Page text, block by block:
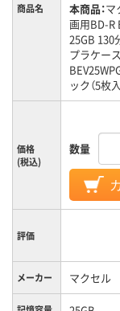
商品名 本商品：マ
画用BD-R
25GB 130
プラケース
ック（5枚入
価格
(税込)
数量
評価
メーカー マクセル